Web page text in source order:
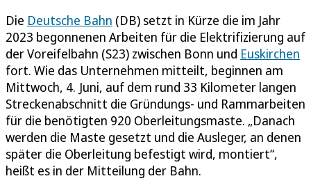
Die Deutsche Bahn (DB) setzt in Kürze die im Jahr
2023 begonnenen Arbeiten für die Elektrifizierung auf
der Voreifelbahn (S23) zwischen Bonn und Euskirchen
fort. Wie das Unternehmen mitteilt, beginnen am
Mittwoch, 4. Juni, auf dem rund 33 Kilometer langen
Streckenabschnitt die Gründungs- und Rammarbeiten
für die benötigten 920 Oberleitungsmaste. „Danach
werden die Maste gesetzt und die Ausleger, an denen
später die Oberleitung befestigt wird, montiert“,
heißt es in der Mitteilung der Bahn.